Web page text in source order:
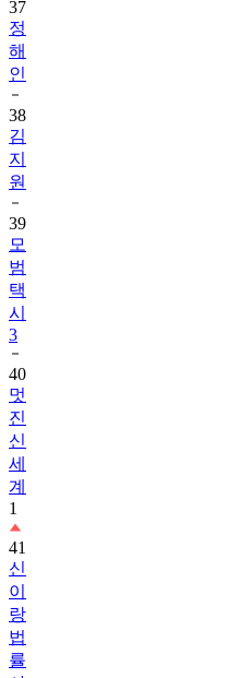
해
인
38
김
지
원
39
모
범
택
시
3
40
멋
진
신
세
계
1
41
신
이
랑
법
률
사
무